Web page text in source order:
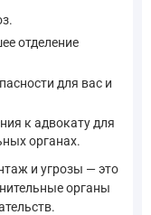
отделение
для вас и
к адвокату для
органах.
и угрозы — это
органы